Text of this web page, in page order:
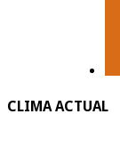
CLIMA ACTUAL